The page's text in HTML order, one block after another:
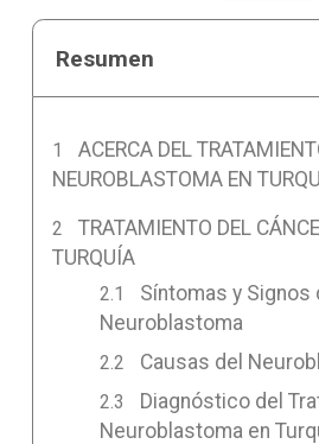
Resumen
ACERCA DEL
NEUROBLASTOMA EN
TRATAMIENTO DEL
TURQUÍA
Síntomas y Signos
Neuroblastoma
Causas del
Diagnóstico del
Neuroblastoma en